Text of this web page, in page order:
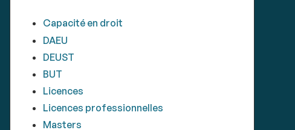
Capacité en droit
DAEU
DEUST
BUT
Licences
Licences professionnelles
Masters